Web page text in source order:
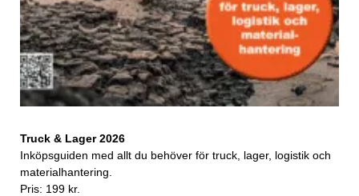
Truck & Lager 2026
Inköpsguiden med allt du behöver för truck, lager, logistik och
materialhantering.
Pris: 199 kr.